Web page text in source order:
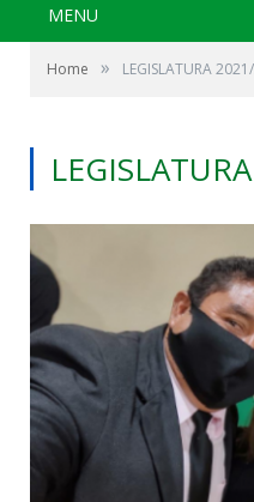
MENU
Home » LEGISLATURA